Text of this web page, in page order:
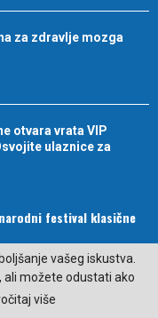
za zdravlje mozga
otvara vrata VIP
ulaznice za
festival klasične
legendarnog
vašeg iskustva.
ali možete odustati ako
više